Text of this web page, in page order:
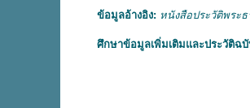
ข้อมูลอ้างอิง: หนังสือประวัติพระ
ศึกษาข้อมูลเพิ่มเติมและประวัติฉ